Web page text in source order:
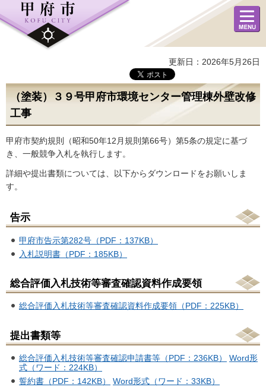
メニュ
ー
更新日：2026年5月26日
（塗装）３９号甲府市環境センター管理棟外壁改修
工事
甲府市契約規則（昭和50年12月規則第66号）第5条の規定に基づ
き、一般競争入札を執行します。
詳細や提出書類については、以下からダウンロードをお願いしま
す。
告示
甲府市告示第282号（PDF：137KB）
入札説明書（PDF：185KB）
総合評価入札技術等審査確認資料作成要領
総合評価入札技術等審査確認資料作成要領（PDF：225KB）
提出書類等
総合評価入札技術等審査確認申請書等（PDF：236KB）
Word形
式（ワード：224KB）
誓約書（PDF：142KB）
Word形式（ワード：33KB）